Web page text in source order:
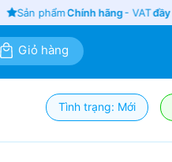
Sản phẩmChính hãng- VATđầy đủ
Giỏ hàng
Tình trạng: Mới